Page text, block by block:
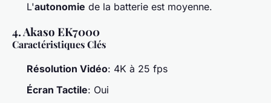
L'autonomie de la batterie est moyenne.
4. Akaso EK7000
Caractéristiques Clés
Résolution Vidéo: 4K à 25 fps
Écran Tactile: Oui